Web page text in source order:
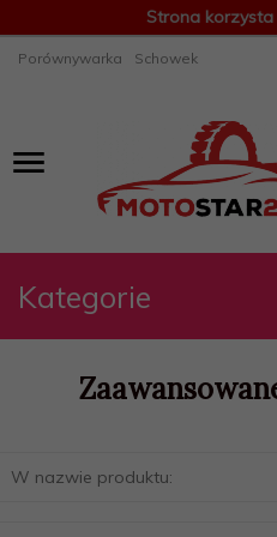
Strona korzysta
Porównywarka Schowek
Kategorie